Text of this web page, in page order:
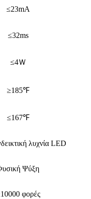
≤23mA
≤32ms
≤4Ｗ
≥185℉
≤167℉
λυχνία LED
Ψύξη
φορές